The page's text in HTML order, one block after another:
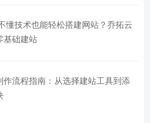
懂技术也能轻松搭建网站？乔拓云
基础建站
作流程指南：从选择建站工具到添